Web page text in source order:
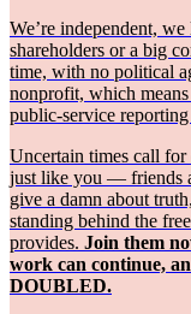
We’re independent,
shareholders or a big
time, with no political
nonprofit, which
public-service
Uncertain times call for
just like you — friends
give a damn about
standing behind the
provides. Join them
work can continue,
DOUBLED.